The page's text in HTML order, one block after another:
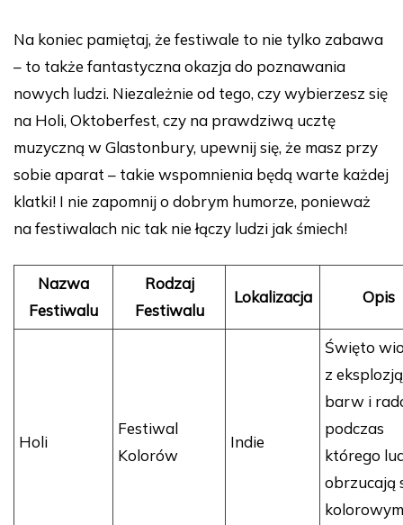
Na koniec pamiętaj, że festiwale to nie tylko zabawa
– to także fantastyczna okazja do poznawania
nowych ludzi. Niezależnie od tego, czy wybierzesz się
na Holi, Oktoberfest, czy na prawdziwą ucztę
muzyczną w Glastonbury, upewnij się, że masz przy
sobie aparat – takie wspomnienia będą warte każdej
klatki! I nie zapomnij o dobrym humorze, ponieważ
na festiwalach nic tak nie łączy ludzi jak śmiech!
Nazwa
Festiwalu
Rodzaj
Festiwalu
Lokalizacja Opis
Holi
Festiwal
Kolorów
Indie
Święto
z eksplozją
barw i
podczas
którego
obrzucają